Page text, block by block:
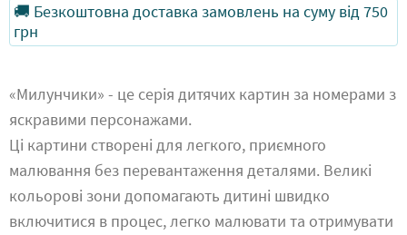
🚚 Безкоштовна доставка замовлень на суму від 750
грн
«Милунчики» - це серія дитячих картин за номерами з
яскравими персонажами.
Ці картини створені для легкого, приємного
малювання без перевантаження деталями. Великі
кольорові зони допомагають дитині швидко
включитися в процес, легко малювати та отримувати